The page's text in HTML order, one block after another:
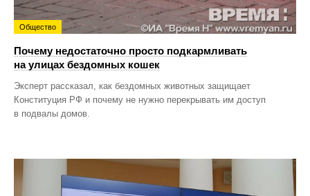
Общество
Почему недостаточно просто подкармливать
на улицах бездомных кошек
Эксперт рассказал, как бездомных животных защищает
Конституция РФ и почему не нужно перекрывать им доступ
в подвалы домов.